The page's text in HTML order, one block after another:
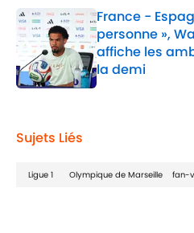
France -
personne »,
affiche les
la demi
Published by on
Sujets Liés
Ligue 1 Olympique de Marseille fan-